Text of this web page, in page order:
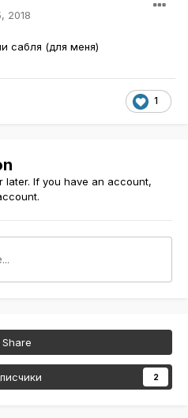
2018
сабля (для меня)
1
later. If you have an account,
Share
2